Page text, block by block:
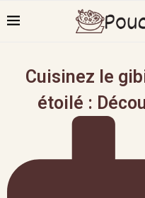
Cuisinez le
étoilé :